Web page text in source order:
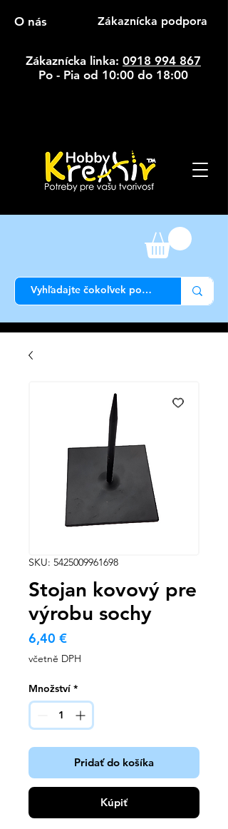
O nás Zákaznícka podpora
Zákaznícka linka: 0918 994 867
Po - Pia od 10:00 do 18:00
SKU: 5425009961698
Stojan kovový pre
výrobu sochy
6,40 €Cena
včetně DPH
Množství *
Pridať do košíka
Kúpiť